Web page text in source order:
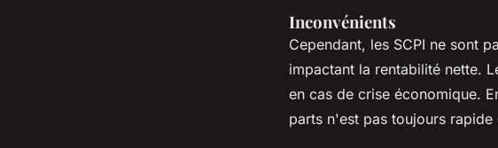
Inconvénients
Cependant, les SCPI ne sont
impactant la rentabilité nette.
en cas de crise économique.
parts n'est pas toujours